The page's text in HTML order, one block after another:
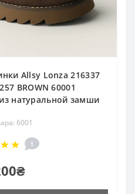
Allsy Lonza 216337
BROWN 60001
натуральной замши
6001
1